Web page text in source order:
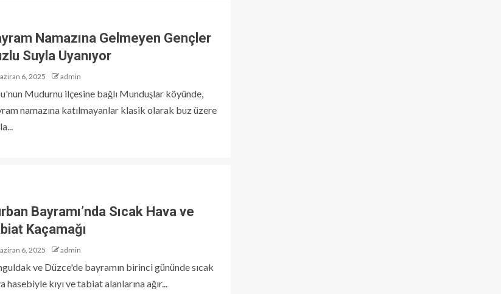
Namazına Gelmeyen Gençler
Suyla Uyanıyor
6, 2025 admin
Mudurnu ilçesine bağlı Munduşlar köyünde,
namazına katılmayanlar klasik olarak buz üzere
Bayramı’nda Sıcak Hava ve
Kaçamağı
6, 2025 admin
ve Düzce'de bayramın birinci gününde sıcak
hasebiyle kıyı ve tabiat alanlarına ağır...